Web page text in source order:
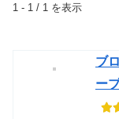
1 - 1 / 1 を表示
ブ
ー